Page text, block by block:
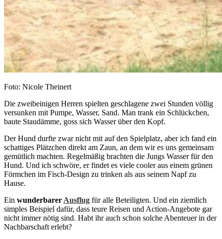
Foto: Nicole Theinert
Die zweibeinigen Herren spielten geschlagene zwei Stunden völlig
versunken mit Pumpe, Wasser, Sand. Man trank ein Schlückchen,
baute Staudämme, goss sich Wasser über den Kopf.
Der Hund durfte zwar nicht mit auf den Spielplatz, aber ich fand ein
schattiges Plätzchen direkt am Zaun, an dem wir es uns gemeinsam
gemütlich machten. Regelmäßig brachten die Jungs Wasser für den
Hund. Und ich schwöre, er findet es viele cooler aus einem grünen
Förmchen im Fisch-Design zu trinken als aus seinem Napf zu
Hause.
Ein wunderbarerAusflug für alle Beteiligten. Und ein ziemlich
simples Beispiel dafür, dass teure Reisen und Action-Angebote gar
nicht immer nötig sind. Habt ihr auch schon solche Abenteuer in der
Nachbarschaft erlebt?